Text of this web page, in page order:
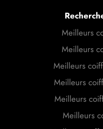
Meilleurs
Meilleurs
Meilleurs
Meilleurs
Meilleurs
Meilleurs